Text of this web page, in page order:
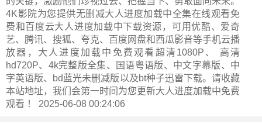
4K影院为您提供无删减大人进度加载中全集在线观看免
费和百度云大人进度加载中下载资源，可用优酷、爱奇
艺、腾讯、搜狐、夸克、百度网盘和西瓜影音等手机云播
放器，大人进度加载中免费观看超清1080P、 高清
hd720P、4k完整版全集、国语粤语版、中文字幕版、中
字英语版、bd蓝光未删减版以及bt种子迅雷下载。请收藏
本站地址，我们会第一时间为您更新大人进度加载中免费
观看 ！ 2025-06-08 00:24:06